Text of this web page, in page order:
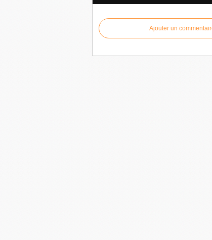
Ajouter un